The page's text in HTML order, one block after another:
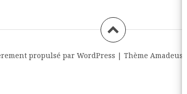
propulsé par WordPress | Thème Amadeus